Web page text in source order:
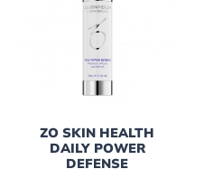
ZO SKIN HEALTH
DAILY POWER
DEFENSE